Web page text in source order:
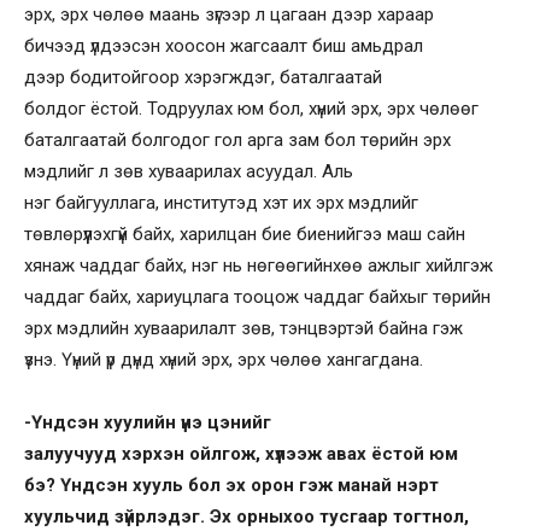
эрх, эрх чөлөө маань зүгээр л цагаан дээр хараар
бичээд үлдээсэн хоосон жагсаалт биш амьдрал
дээр бодитойгоор хэрэгждэг, баталгаатай
болдог ёстой. Тодруулах юм бол, хүний эрх, эрх чөлөөг
баталгаатай болгодог гол арга зам бол төрийн эрх
мэдлийг л зөв хуваарилах асуудал. Аль
нэг байгууллага, институтэд хэт их эрх мэдлийг
төвлөрүүлэхгүй байх, харилцан бие биенийгээ маш сайн
хянаж чаддаг байх, нэг нь нөгөөгийнхөө ажлыг хийлгэж
чаддаг байх, хариуцлага тооцож чаддаг байхыг төрийн
эрх мэдлийн хуваарилалт зөв, тэнцвэртэй байна гэж
үзнэ. Үүний үр дүнд хүний эрх, эрх чөлөө хангагдана.
-Үндсэн хуулийн үнэ цэнийг
залуучууд хэрхэн ойлгож, хүлээж авах ёстой юм
бэ? Үндсэн хууль бол эх орон гэж манай нэрт
хуульчид зүйрлэдэг. Эх орныхоо тусгаар тогтнол,